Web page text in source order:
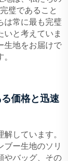
完璧であること
は常に最も完璧
いと考えていま
生地をお届けで
価格と迅速
しています。
ブー生地のソリ
やバッグ、その